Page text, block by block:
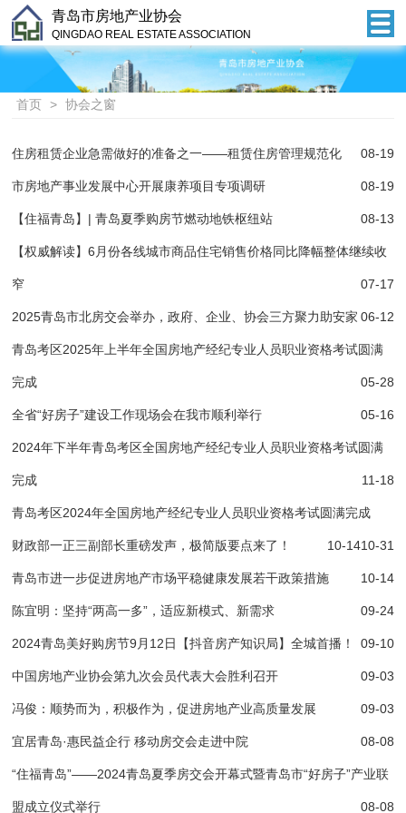
青岛市房地产业协会
QINGDAO REAL ESTATE ASSOCIATION
首页 > 协会之窗
住房租赁企业急需做好的准备之一——租赁住房管理规范化 08-19
市房地产事业发展中心开展康养项目专项调研 08-19
【住福青岛】| 青岛夏季购房节燃动地铁枢纽站 08-13
【权威解读】6月份各线城市商品住宅销售价格同比降幅整体继续收
窄 07-17
2025青岛市北房交会举办，政府、企业、协会三方聚力助安家 06-12
青岛考区2025年上半年全国房地产经纪专业人员职业资格考试圆满
完成 05-28
全省“好房子”建设工作现场会在我市顺利举行 05-16
2024年下半年青岛考区全国房地产经纪专业人员职业资格考试圆满
完成 11-18
青岛考区2024年全国房地产经纪专业人员职业资格考试圆满完成
10-31
财政部一正三副部长重磅发声，极简版要点来了！ 10-14
青岛市进一步促进房地产市场平稳健康发展若干政策措施 10-14
陈宜明：坚持“两高一多”，适应新模式、新需求 09-24
2024青岛美好购房节9月12日【抖音房产知识局】全城首播！ 09-10
中国房地产业协会第九次会员代表大会胜利召开 09-03
冯俊：顺势而为，积极作为，促进房地产业高质量发展 09-03
宜居青岛·惠民益企行 移动房交会走进中院 08-08
“住福青岛”——2024青岛夏季房交会开幕式暨青岛市“好房子”产业联
盟成立仪式举行 08-08